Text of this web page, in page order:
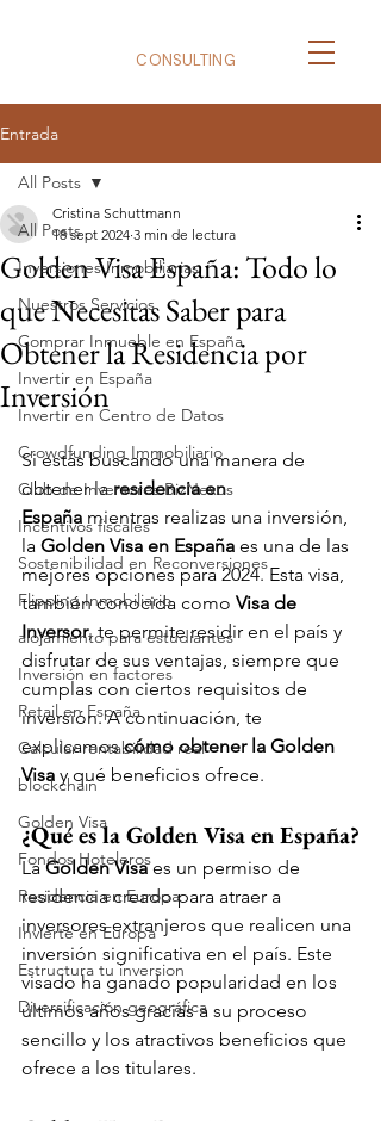
CONSULTING
Entrada
All Posts
Inversiones Inmobiliarias
Nuestros Servicios
Comprar Inmueble en España
Invertir en España
Invertir en Centro de Datos
Crowdfunding Immobiliario
Club de Inversores BizNexus
Incentivos fiscales
Sostenibilidad en Reconversiones
Flipping Inmobiliario
alojamiento para estudiantes
Inversión en factores
Retail en España
Calcular rentabilidad real
blockchain
Golden Visa
Fondos Hoteleros
Residencia en Europa
Invierte en Europa
Estructura tu inversion
Diversificación geográfica
All Posts
Golden Visa España: Todo lo
que Necesitas Saber para
Obtener la Residencia por
Inversión
Cristina Schuttmann
18 sept 2024 3 min de lectura
Si estás buscando una manera de
obtener la residencia en
España mientras realizas una inversión,
la Golden Visa en España es una de las
mejores opciones para 2024. Esta visa,
también conocida como Visa de
Inversor, te permite residir en el país y
disfrutar de sus ventajas, siempre que
cumplas con ciertos requisitos de
inversión. A continuación, te
explicamos cómo obtener la Golden
Visa y qué beneficios ofrece.
¿Qué es la Golden Visa en España?
La Golden Visa es un permiso de
residencia creado para atraer a
inversores extranjeros que realicen una
inversión significativa en el país. Este
visado ha ganado popularidad en los
últimos años gracias a su proceso
sencillo y los atractivos beneficios que
ofrece a los titulares.